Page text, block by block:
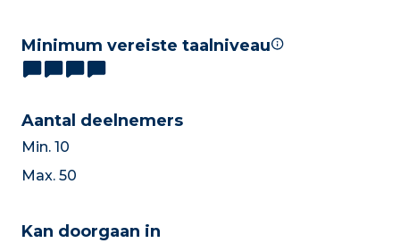
Minimum vereiste taalniveau
Aantal deelnemers
Min. 10
Max. 50
Kan doorgaan in